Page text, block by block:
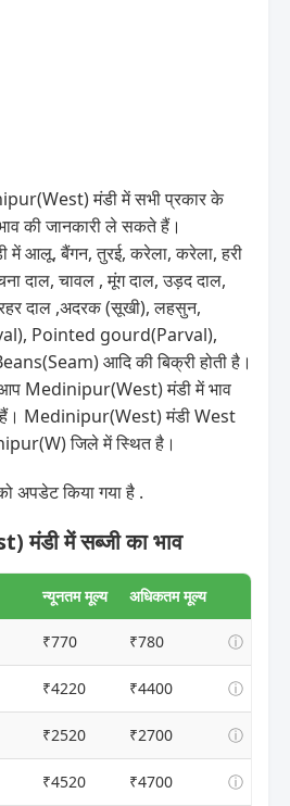
मंडी में सभी प्रकार के
की जानकारी ले सकते हैं।
आलू, बैंगन, तुरई, करेला, करेला, हरी
दाल, चावल , मूंग दाल, उड़द दाल,
दाल ,अदरक (सूखी), लहसुन,
Pointed gourd(Parval),
आदि की बिक्री होती है।
Medinipur(West) मंडी में भाव
Medinipur(West) मंडी West
जिले में स्थित है।
अपडेट किया गया है .
में सब्जी का भाव
न्यूनतम मूल्य अधिकतम मूल्य
₹770 ₹780 ⓘ
₹4220 ₹4400 ⓘ
₹2520 ₹2700 ⓘ
₹4520 ₹4700 ⓘ